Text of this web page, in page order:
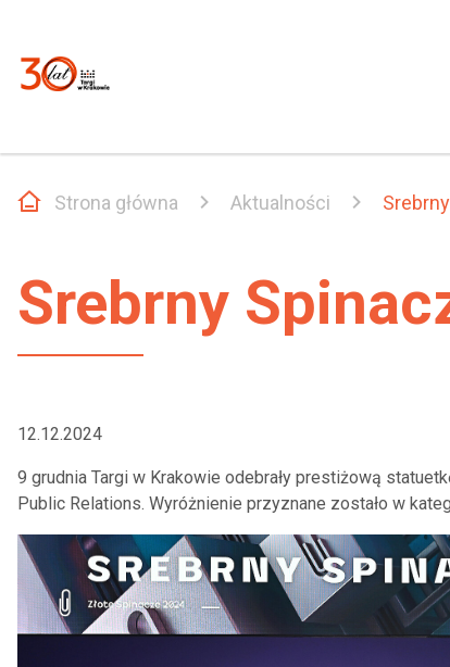
Strona główna Aktualności
Srebrny
12.12.2024
9 grudnia Targi w Krakowie odebrały prestiżową
Public Relations. Wyróżnienie przyznane zostało w